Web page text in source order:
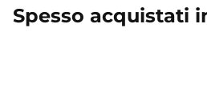
Spesso acquistati